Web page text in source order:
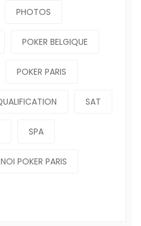
PHOTOS
POKER BELGIQUE
POKER PARIS
SAT
SPA
POKER PARIS